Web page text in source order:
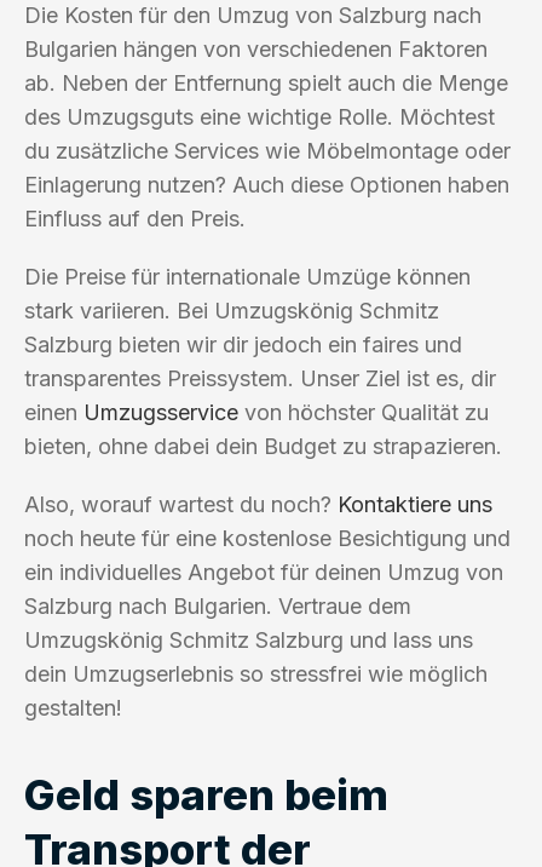
Die Kosten für den Umzug von Salzburg nach
Bulgarien hängen von verschiedenen Faktoren
ab. Neben der Entfernung spielt auch die Menge
des Umzugsguts eine wichtige Rolle. Möchtest
du zusätzliche Services wie Möbelmontage oder
Einlagerung nutzen? Auch diese Optionen haben
Einfluss auf den Preis.
Die Preise für internationale Umzüge können
stark variieren. Bei Umzugskönig Schmitz
Salzburg bieten wir dir jedoch ein faires und
transparentes Preissystem. Unser Ziel ist es, dir
einen Umzugsservice von höchster Qualität zu
bieten, ohne dabei dein Budget zu strapazieren.
Also, worauf wartest du noch? Kontaktiere uns
noch heute für eine kostenlose Besichtigung und
ein individuelles Angebot für deinen Umzug von
Salzburg nach Bulgarien. Vertraue dem
Umzugskönig Schmitz Salzburg und lass uns
dein Umzugserlebnis so stressfrei wie möglich
gestalten!
Geld sparen beim
Transport der